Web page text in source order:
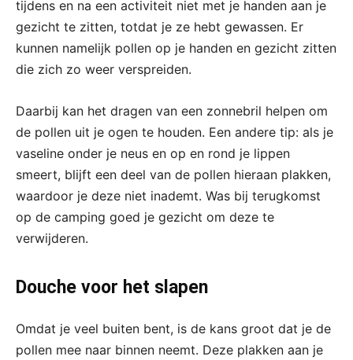
tijdens en na een activiteit niet met je handen aan je
gezicht te zitten, totdat je ze hebt gewassen. Er
kunnen namelijk pollen op je handen en gezicht zitten
die zich zo weer verspreiden.
Daarbij kan het dragen van een zonnebril helpen om
de pollen uit je ogen te houden. Een andere tip: als je
vaseline onder je neus en op en rond je lippen
smeert, blijft een deel van de pollen hieraan plakken,
waardoor je deze niet inademt. Was bij terugkomst
op de camping goed je gezicht om deze te
verwijderen.
Douche voor het slapen
Omdat je veel buiten bent, is de kans groot dat je de
pollen mee naar binnen neemt. Deze plakken aan je